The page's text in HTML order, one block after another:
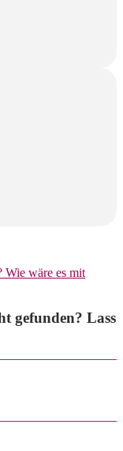
Wie wäre es mit
gefunden? Lass